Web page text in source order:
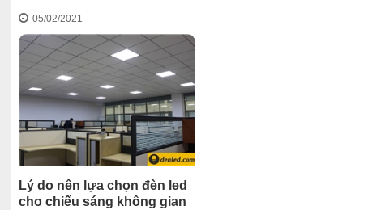
05/02/2021
Lý do nên lựa chọn đèn led
cho chiếu sáng không gian